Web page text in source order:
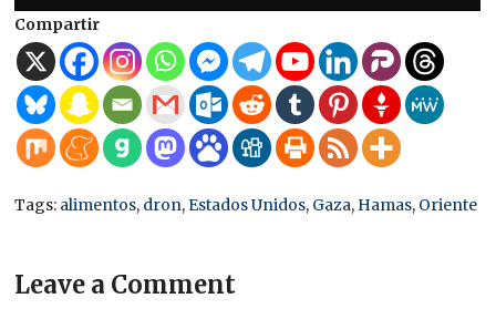
Compartir
Tags: alimentos, dron,Estados Unidos, Gaza, Hamas, Oriente
Leave a Comment